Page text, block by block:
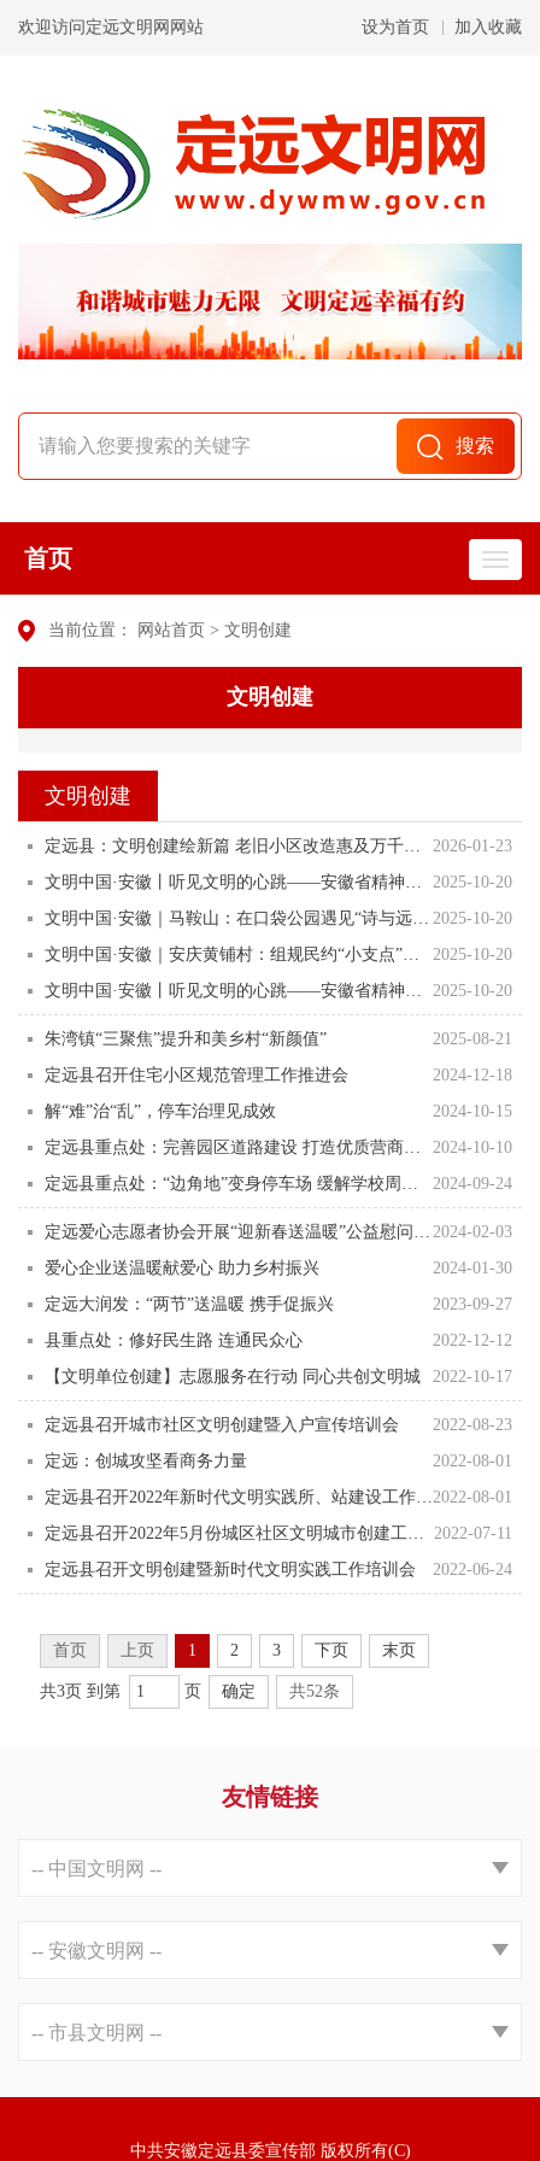
欢迎访问定远文明网网站 设为首页 加入收藏
首页
当前位置： 网站首页 > 文明创建
文明创建
文明创建
2026-01-23
定远县：文明创建绘新篇 老旧小区改造惠及万千居民
2025-10-20
文明中国·安徽丨听见文明的心跳——安徽省精神文明建设活力图鉴
2025-10-20
文明中国·安徽｜马鞍山：在口袋公园遇见“诗与远方”
2025-10-20
文明中国·安徽｜安庆黄铺村：组规民约“小支点”撬动乡风文明“大治理”
2025-10-20
文明中国·安徽丨听见文明的心跳——安徽省精神文明建设活力图鉴
2025-08-21
朱湾镇“三聚焦”提升和美乡村“新颜值”
2024-12-18
定远县召开住宅小区规范管理工作推进会
2024-10-15
解“难”治“乱”，停车治理见成效
2024-10-10
定远县重点处：完善园区道路建设 打造优质营商环境
2024-09-24
定远县重点处：“边角地”变身停车场 缓解学校周边停车难
2024-02-03
定远爱心志愿者协会开展“迎新春送温暖”公益慰问活动
2024-01-30
爱心企业送温暖献爱心 助力乡村振兴
2023-09-27
定远大润发：“两节”送温暖 携手促振兴
2022-12-12
县重点处：修好民生路 连通民众心
2022-10-17
【文明单位创建】志愿服务在行动 同心共创文明城
2022-08-23
定远县召开城市社区文明创建暨入户宣传培训会
2022-08-01
定远：创城攻坚看商务力量
2022-08-01
定远县召开2022年新时代文明实践所、站建设工作第二次现场推进会
2022-07-11
定远县召开2022年5月份城区社区文明城市创建工作总结会
2022-06-24
定远县召开文明创建暨新时代文明实践工作培训会
首页 上页 1 2 3 下页 末页
共3页 到第 页 确定 共52条
友情链接
中共安徽定远县委宣传部 版权所有(C)